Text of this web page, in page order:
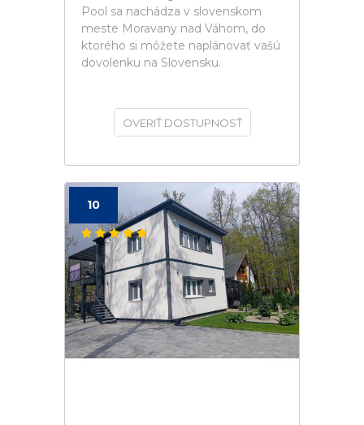
Pool sa nachádza v slovenskom
meste Moravany nad Váhom, do
ktorého si môžete naplánovať vašú
dovolenku na Slovensku.
OVERIŤ DOSTUPNOSŤ
10